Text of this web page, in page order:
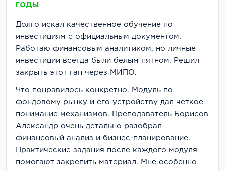
годы
Долго искал качественное обучение по
инвестициям с официальным документом.
Работаю финансовым аналитиком, но личные
инвестиции всегда были белым пятном. Решил
закрыть этот гап через МИПО.
Что понравилось конкретно. Модуль по
фондовому рынку и его устройству дал четкое
понимание механизмов. Преподаватель Борисов
Александр очень детально разобрал
финансовый анализ и бизнес-планирование.
Практические задания после каждого модуля
помогают закрепить материал. Мне особенно